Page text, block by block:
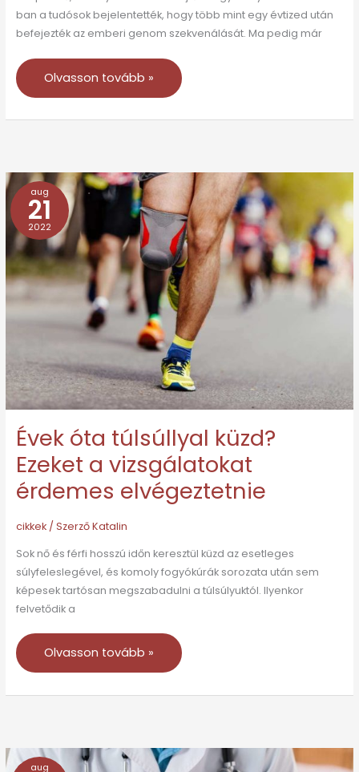
ban a tudósok bejelentették, hogy több mint egy évtized után
befejezték az emberi genom szekvenálását. Ma pedig már
Olvasson tovább »
aug
21
2022
Évek óta túlsúllyal küzd?
Ezeket a vizsgálatokat
érdemes elvégeztetnie
cikkek/ SzerzőKatalin
Sok nő és férfi hosszú időn keresztül küzd az esetleges
súlyfeleslegével, és komoly fogyókúrák sorozata után sem
képesek tartósan megszabadulni a túlsúlyuktól. Ilyenkor
felvetődik a
Évek
óta
túlsúllyal
küzd?
Ezeket
vizsgálatokat
elvégeztetnie
Olvasson tovább »
aug